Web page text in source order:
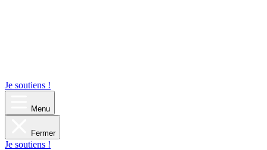
Je soutiens !
Menu
Fermer
Je soutiens !